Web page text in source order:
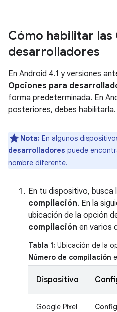
Cómo habilitar
desarrolladores
En Android 4.1 y versiones
Opciones para
forma predeterminada. En
posteriores, debes habilitarla.
Nota: En algunos
desarrolladores puede
nombre diferente.
En tu dispositivo, busca
compilación. En la
ubicación de la opción
compilación en varios
Tabla 1: Ubicación de la
Número de compilación
Dispositivo
Google Pixel